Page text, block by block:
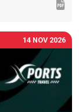
14 NOV 2026